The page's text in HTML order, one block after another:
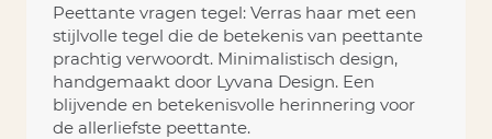
Peettante vragen tegel: Verras haar met een
stijlvolle tegel die de betekenis van peettante
prachtig verwoordt. Minimalistisch design,
handgemaakt door Lyvana Design. Een
blijvende en betekenisvolle herinnering voor
de allerliefste peettante.